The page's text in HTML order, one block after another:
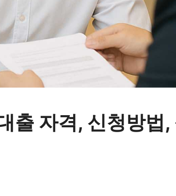
출 자격, 신청방법,